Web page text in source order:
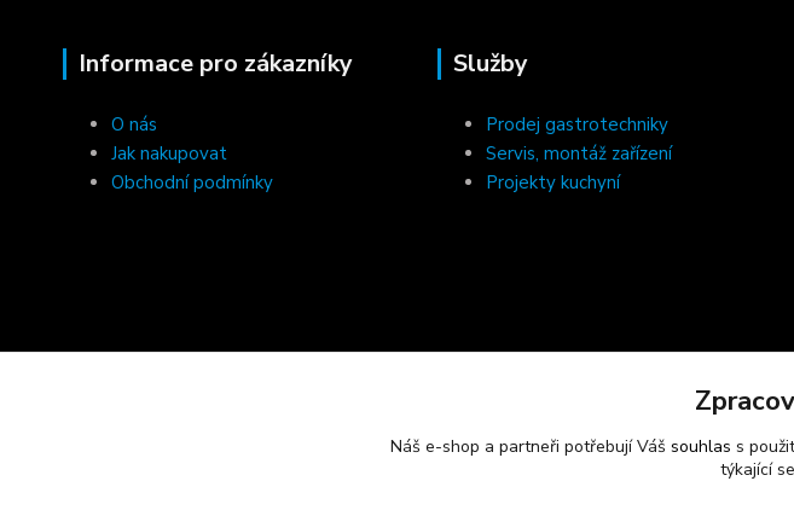
Informace pro zákazníky
O nás
Jak nakupovat
Obchodní podmínky
Služby
Prodej gastrotechniky
Servis, montáž zařízení
Projekty kuchyní
Náš e-shop a partneři potřebují Váš souhlas s
týkající